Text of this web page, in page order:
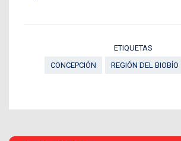
ETIQUETAS
CONCEPCIÓN
REGIÓN DEL BIOBÍO